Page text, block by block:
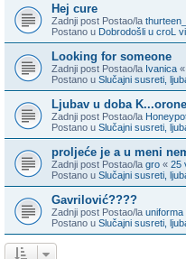
Hej cure
Zadnji post Postao/la
Postano u Dobrodošli u croL
Looking for someone
Zadnji post Postao/la Ivanica «
Postano u Slučajni susreti,
Ljubav u doba K...orone
Zadnji post Postao/la
Postano u Slučajni susreti,
proljeće je a u meni
Zadnji post Postao/la gro « 25
Postano u Slučajni susreti,
Gavrilović????
Zadnji post Postao/la uniforma
Postano u Slučajni susreti,